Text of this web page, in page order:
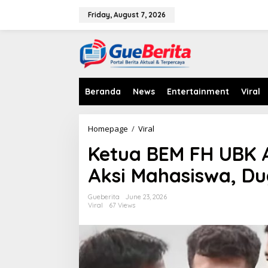
Friday, August 7, 2026
Beranda News Entertainment Viral
Homepage / Viral
t
u
a
B
E
H
U
B
K
Ketua BEM FH
Aksi Mahasiswa,
Gueberita
June 23, 2026
Viral
67 Views